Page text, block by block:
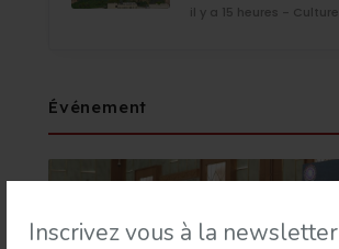
Inscrivez vous à la newsletter
il y a 15 heures - Culture
Événement